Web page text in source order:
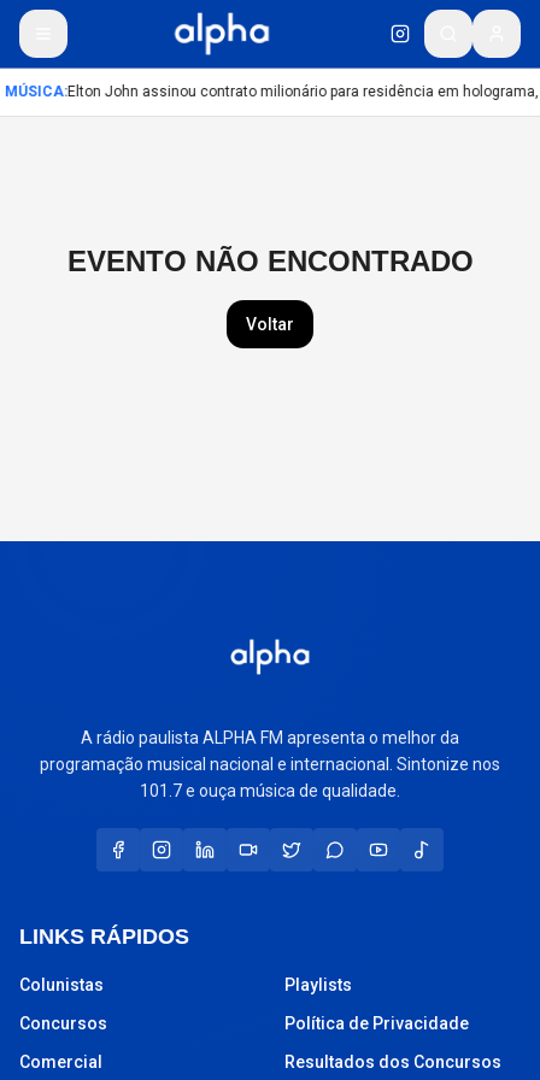
MÚSICA:Elton John assinou contrato milionário para residência em
EVENTO NÃO ENCONTRADO
Voltar
A rádio paulista ALPHA FM apresenta o melhor da
programação musical nacional e internacional. Sintonize nos
101.7 e ouça música de qualidade.
LINKS RÁPIDOS
Colunistas
Concursos
Comercial
Playlists
Política de Privacidade
Resultados dos Concursos